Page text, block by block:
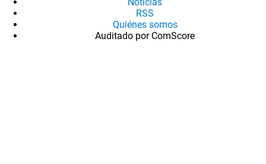
RSS
Quiénes somos
Auditado por ComScore